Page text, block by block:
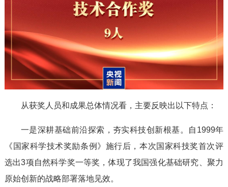
从获奖人员和成果总体情况看，主要反映出以下特点：
一是深耕基础前沿探索，夯实科技创新根基。自1999年
《国家科学技术奖励条例》施行后，本次国家科技奖首次评
选出3项自然科学奖一等奖，体现了我国强化基础研究、聚力
原始创新的战略部署落地见效。